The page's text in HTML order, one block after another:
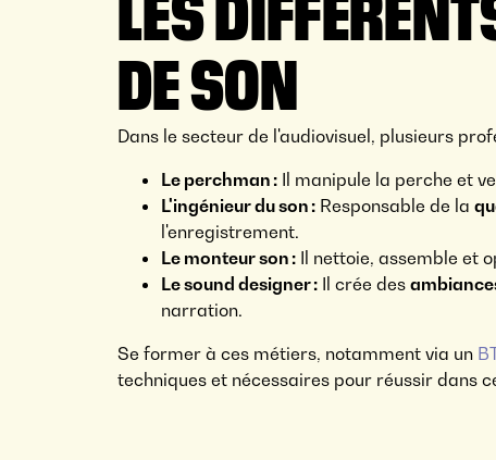
DE SON
Dans le secteur de l'audiovisuel, plusieurs
Le perchman : Il manipule la perche et
L'ingénieur du son : Responsable de la
l'enregistrement.
Le monteur son : Il nettoie, assemble et
Le sound designer : Il crée des
narration.
Se former à ces métiers, notamment via un
techniques et nécessaires pour réussir dans